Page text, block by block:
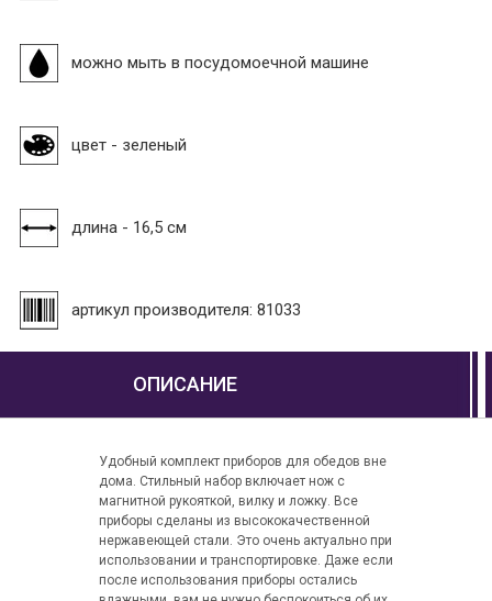
можно мыть в посудомоечной машине
цвет - зеленый
длина - 16,5 см
артикул производителя: 81033
ОПИСАНИЕ
Удобный комплект приборов для обедов вне
дома. Стильный набор включает нож с
магнитной рукояткой, вилку и ложку. Все
приборы сделаны из высококачественной
нержавеющей стали. Это очень актуально при
использовании и транспортировке. Даже если
после использования приборы остались